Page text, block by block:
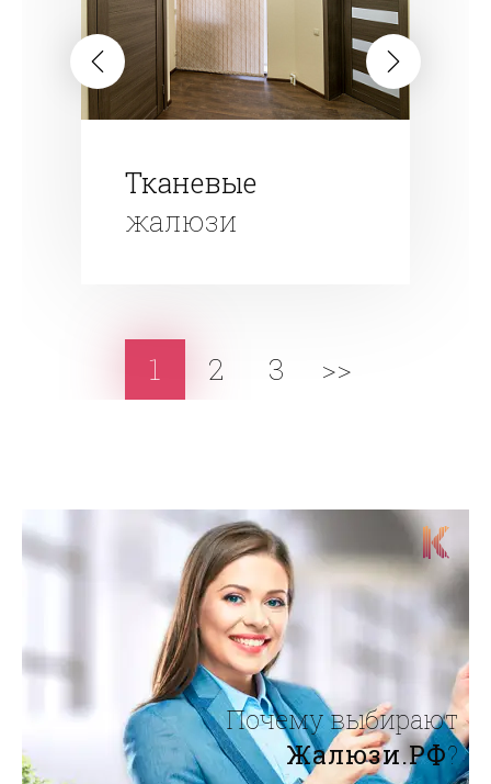
Тканевые
жалюзи
1 2 3 >>
Почему выбирают
Жалюзи.РФ?